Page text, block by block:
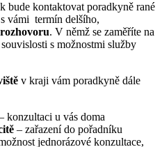
bude kontaktovat poradkyně rané
vámi termín delšího,
. V němž se zaměříte na
s možnostmi služby
v kraji vám poradkyně dále
konzultaci u vás doma
– zařazení do pořadníku
jednorázové konzultace,